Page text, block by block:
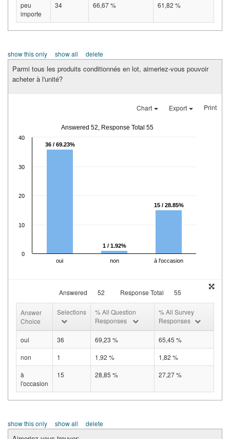
peu
importe
34 66,67 % 61,82 %
show this only show all delete
Parmi tous les produits conditionnés en lot, aimeriez-vous pouvoir
acheter à l'unité?
Chart Export Print
Answered 52, Response Total 55
36 / 69.23%
1 / 1.92%
15 / 28.85%
0
10
20
30
40
oui non à l'occasion
Answered 52 Response Total 55
Answer
Choice
Selections
% All Question
Responses
% All Survey
Responses
oui 36 69,23 %
65,45 %
non
1 1,92 %
1,82 %
à
l'occasion
15 28,85 % 27,27 %
show this only show all delete